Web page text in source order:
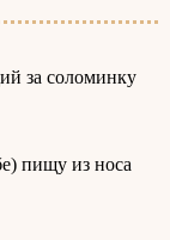
за соломинку
пищу из носа